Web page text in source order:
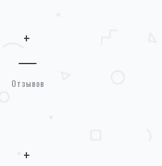
+
Отзывов
+